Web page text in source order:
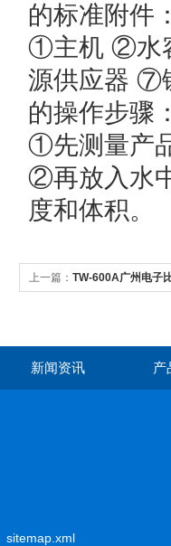
的标准附件
①主机 ②水
源供应器 ⑦
的操作步骤
①先测量产
②再放入水
度和体积。
上一篇： TW-600A广州电子
新闻资讯 产
sitemap.xml